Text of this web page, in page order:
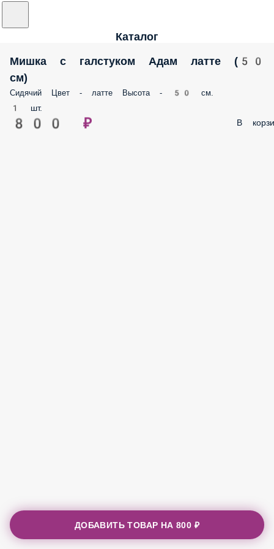
Каталог
Мишка с галстуком Адам латте (50
см)
Сидячий Цвет - латте Высота - 50 см.
1 шт.
800 ₽ В
ДОБАВИТЬ ТОВАР НА800 ₽